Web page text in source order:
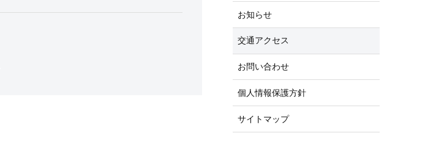
お知らせ
交通アクセス
お問い合わせ
個人情報保護方針
サイトマップ